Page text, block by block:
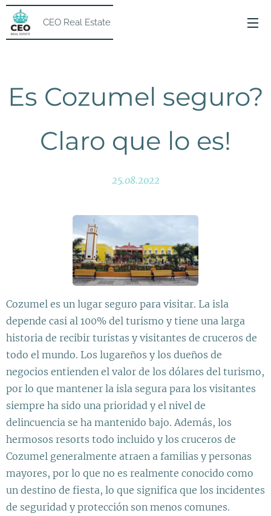
CEO Real Estate
Es Cozumel seguro?
Claro que lo es!
25.08.2022
Cozumel es un lugar seguro para visitar. La isla
depende casi al 100% del turismo y tiene una larga
historia de recibir turistas y visitantes de cruceros de
todo el mundo. Los lugareños y los dueños de
negocios entienden el valor de los dólares del turismo,
por lo que mantener la isla segura para los visitantes
siempre ha sido una prioridad y el nivel de
delincuencia se ha mantenido bajo. Además, los
hermosos resorts todo incluido y los cruceros de
Cozumel generalmente atraen a familias y personas
mayores, por lo que no es realmente conocido como
un destino de fiesta, lo que significa que los incidentes
de seguridad y protección son menos comunes.